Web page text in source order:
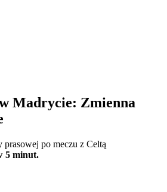
Madrycie: Zmienna
po meczu z Celtą
5 minut.